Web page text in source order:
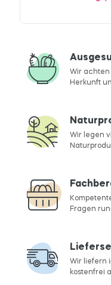
Wir achten
Herkunft
Wir legen
Fragen
Wir liefern
kostenfrei